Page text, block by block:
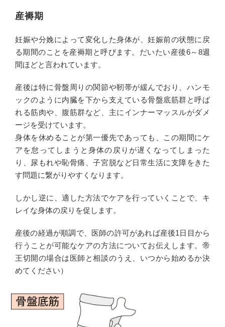
産褥期
妊娠や分娩によって変化した身体が、妊娠前の状態に戻
る期間のことを産褥期と呼びます。だいたい産後6～8週
間ほどと言われています。
産後は特に骨盤周りの関節や靭帯が緩んでおり、ハンモ
ックのように内臓を下から支えている骨盤底筋群と呼ば
れる筋肉や、腹筋群など、主にインナーマッスルがダメ
ージを受けています。
身体を休めることが第一優先であっても、この期間にケ
アを怠ってしまうと身体の戻りが遅くなってしまった
り、尿もれや恥骨痛、子宮脱など日常生活に支障をきた
す問題に繋がりやすくなります。
しかし逆に、適した方法でケアを行っていくことで、キ
レイな身体の戻りを促します。
産後の経過が順調で、医師の許可があれば産後1日目から
行うことが可能なケアの方法についてお伝えします。帝
王切開の場合は医師と相談のうえ、いつから始めるか決
めてください）